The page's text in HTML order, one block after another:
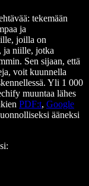
tekemään
ja
joilla on
, ja niille, jotka
Sen sijaan, että
voit kuunnella
Yli 1 000
muuntaa lähes
PDF:t, Google
ääneksi